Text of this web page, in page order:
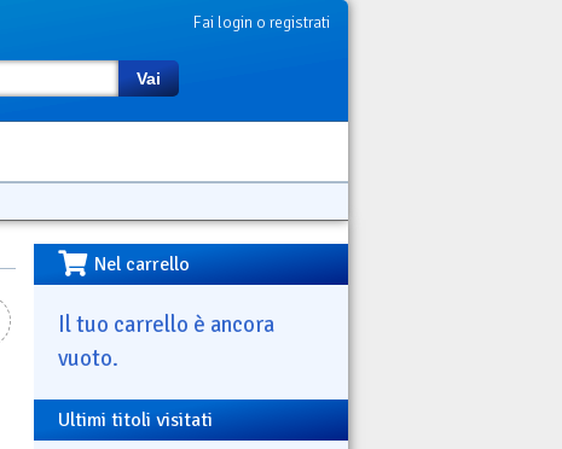
Fai login o registrati
Vai
Nel carrello
Il tuo carrello è ancora
vuoto.
Ultimi titoli visitati